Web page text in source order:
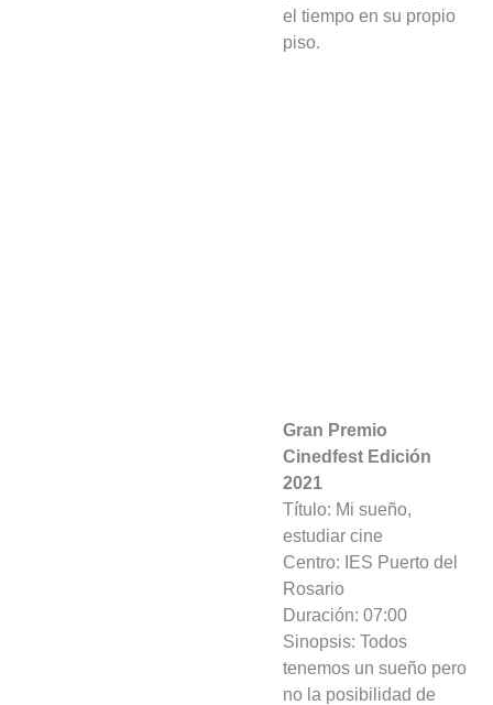
el tiempo en su propio
piso.
Gran Premio
Cinedfest Edición
2021
Título: Mi sueño,
estudiar cine
Centro: IES Puerto del
Rosario
Duración: 07:00
Sinopsis: Todos
tenemos un sueño pero
no la posibilidad de